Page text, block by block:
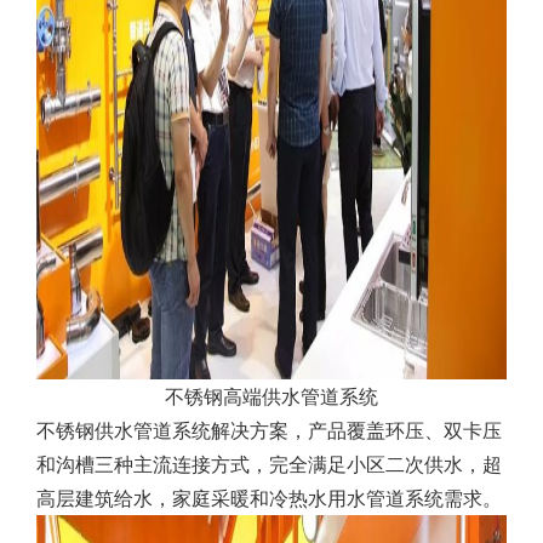
不锈钢高端供水管道系统
不锈钢供水管道系统解决方案，产品覆盖环压、双卡压
和沟槽三种主流连接方式，完全满足小区二次供水，超
高层建筑给水，家庭采暖和冷热水用水管道系统需求。